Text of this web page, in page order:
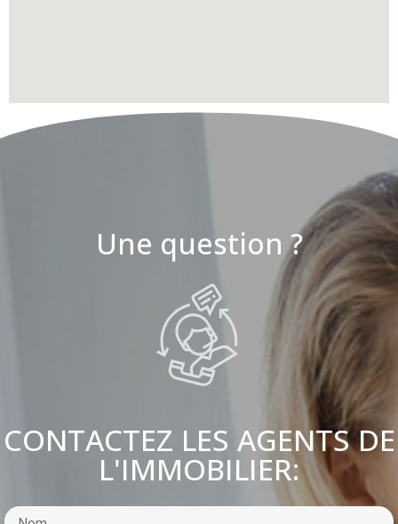
Une question ?
CONTACTEZ LES AGENTS DE
L'IMMOBILIER: